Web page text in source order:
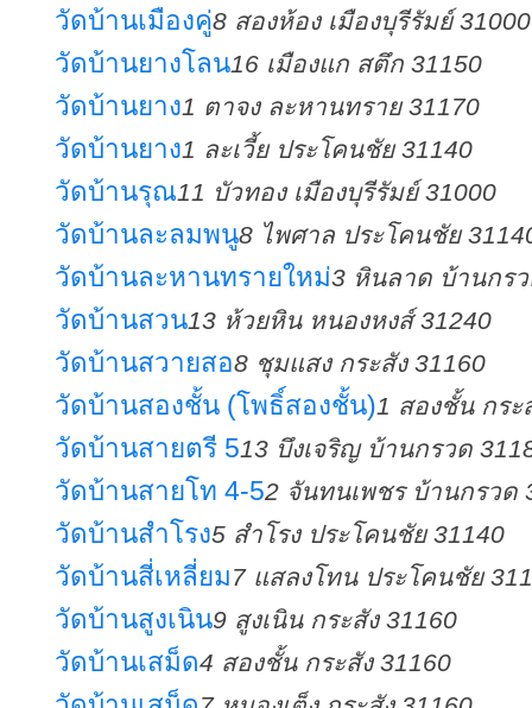
วัดบ้านเมืองคู่8 สองห้อง เมืองบุรีรัมย์ 31000
วัดบ้านยางโลน16 เมืองแก สตึก 31150
วัดบ้านยาง1 ตาจง ละหานทราย 31170
วัดบ้านยาง1 ละเวี้ย ประโคนชัย 31140
วัดบ้านรุณ11 บัวทอง เมืองบุรีรัมย์ 31000
วัดบ้านละลมพนู8 ไพศาล ประโคนชัย
วัดบ้านละหานทรายใหม่3 หินลาด บ้านกร
วัดบ้านสวน13 ห้วยหิน หนองหงส์ 31240
วัดบ้านสวายสอ8 ชุมแสง กระสัง 31160
วัดบ้านสองชั้น (โพธิ์สองชั้น)1 สองชั้น กระ
วัดบ้านสายตรี 513 บึงเจริญ บ้านกรวด
วัดบ้านสายโท 4-52 จันทนเพชร บ้านกรวด
วัดบ้านสำโรง5 สำโรง ประโคนชัย 31140
วัดบ้านสี่เหลี่ยม7 แสลงโทน ประโคนชัย
วัดบ้านสูงเนิน9 สูงเนิน กระสัง 31160
วัดบ้านเสม็ด4 สองชั้น กระสัง 31160